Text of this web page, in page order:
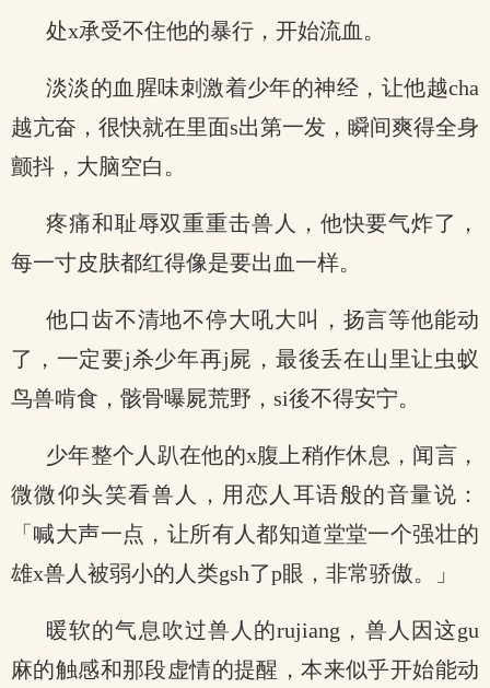
处x承受不住他的暴行，开始流血。
淡淡的血腥味刺激着少年的神经，让他越cha
越亢奋，很快就在里面s出第一发，瞬间爽得全身
颤抖，大脑空白。
疼痛和耻辱双重重击兽人，他快要气炸了，
每一寸皮肤都红得像是要出血一样。
他口齿不清地不停大吼大叫，扬言等他能动
了，一定要j杀少年再j屍，最後丢在山里让虫蚁
鸟兽啃食，骸骨曝屍荒野，si後不得安宁。
少年整个人趴在他的x腹上稍作休息，闻言，
微微仰头笑看兽人，用恋人耳语般的音量说：
「喊大声一点，让所有人都知道堂堂一个强壮的
雄x兽人被弱小的人类gsh了p眼，非常骄傲。」
暖软的气息吹过兽人的rujiang，兽人因这gu
麻的触感和那段虚情的提醒，本来似乎开始能动